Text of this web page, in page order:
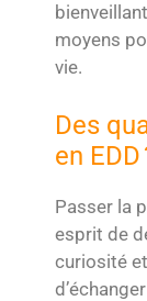
moyens
vie.
Des
en EDD
Passer la
esprit de
curiosité